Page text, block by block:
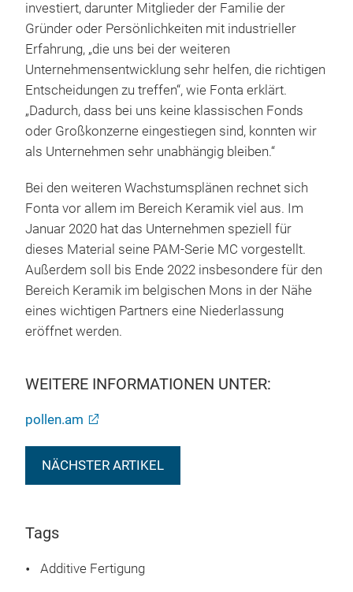
investiert, darunter Mitglieder der Familie der
Gründer oder Persönlichkeiten mit industrieller
Erfahrung, „die uns bei der weiteren
Unternehmensentwicklung sehr helfen, die richtigen
Entscheidungen zu treffen“, wie Fonta erklärt.
„Dadurch, dass bei uns keine klassischen Fonds
oder Großkonzerne eingestiegen sind, konnten wir
als Unternehmen sehr unabhängig bleiben.“
Bei den weiteren Wachstumsplänen rechnet sich
Fonta vor allem im Bereich Keramik viel aus. Im
Januar 2020 hat das Unternehmen speziell für
dieses Material seine PAM-Serie MC vorgestellt.
Außerdem soll bis Ende 2022 insbesondere für den
Bereich Keramik im belgischen Mons in der Nähe
eines wichtigen Partners eine Niederlassung
eröffnet werden.
WEITERE INFORMATIONEN UNTER:
pollen.am
NÄCHSTER ARTIKEL
Tags
Additive Fertigung